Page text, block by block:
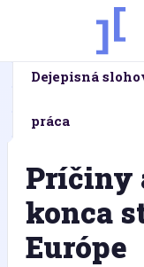
Domovská stránka
Dejepisná
práca
Príčiny
konca
Európe